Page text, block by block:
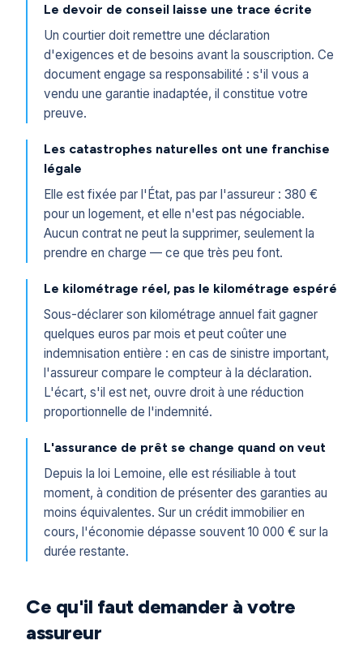
Le devoir de conseil laisse une trace écrite
Un courtier doit remettre une déclaration
d'exigences et de besoins avant la souscription. Ce
document engage sa responsabilité : s'il vous a
vendu une garantie inadaptée, il constitue votre
preuve.
Les catastrophes naturelles ont une franchise
légale
Elle est fixée par l'État, pas par l'assureur : 380 €
pour un logement, et elle n'est pas négociable.
Aucun contrat ne peut la supprimer, seulement la
prendre en charge — ce que très peu font.
Le kilométrage réel, pas le kilométrage espéré
Sous-déclarer son kilométrage annuel fait gagner
quelques euros par mois et peut coûter une
indemnisation entière : en cas de sinistre important,
l'assureur compare le compteur à la déclaration.
L'écart, s'il est net, ouvre droit à une réduction
proportionnelle de l'indemnité.
L'assurance de prêt se change quand on veut
Depuis la loi Lemoine, elle est résiliable à tout
moment, à condition de présenter des garanties au
moins équivalentes. Sur un crédit immobilier en
cours, l'économie dépasse souvent 10 000 € sur la
durée restante.
Ce qu'il faut demander à votre
assureur